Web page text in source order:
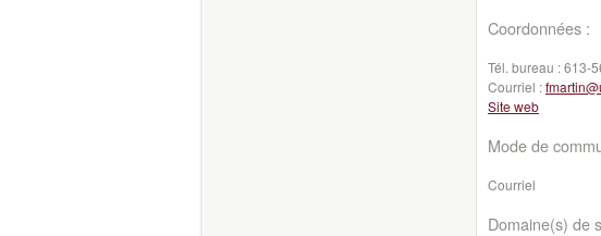
Coordonnées :
Tél. bureau :613-
Courriel :
Site web
Mode de
Courriel
Domaine(s) de